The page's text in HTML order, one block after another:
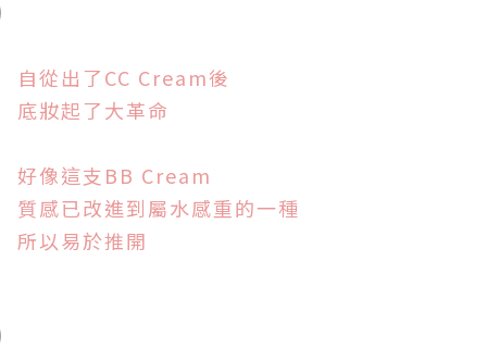
自從出了CC Cream後
底妝起了大革命
好像這支BB Cream
質感已改進到屬水感重的一種
所以易於推開